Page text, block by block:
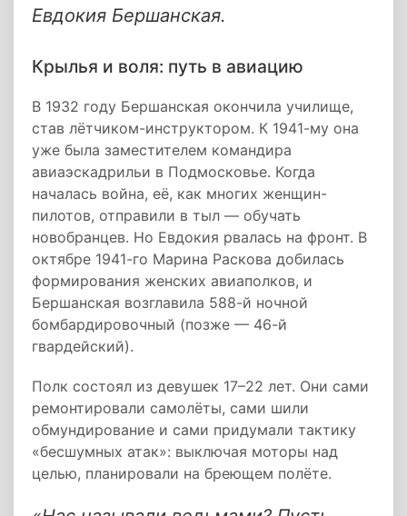
Евдокия Бершанская.
Крылья и воля: путь в авиацию
В 1932 году Бершанская окончила училище,
став лётчиком-инструктором. К 1941-му она
уже была заместителем командира
авиаэскадрильи в Подмосковье. Когда
началась война, её, как многих женщин-
пилотов, отправили в тыл — обучать
новобранцев. Но Евдокия рвалась на фронт. В
октябре 1941-го Марина Раскова добилась
формирования женских авиаполков, и
Бершанская возглавила 588-й ночной
бомбардировочный (позже — 46-й
гвардейский).
Полк состоял из девушек 17–22 лет. Они сами
ремонтировали самолёты, сами шили
обмундирование и сами придумали тактику
«бесшумных атак»: выключая моторы над
целью, планировали на бреющем полёте.